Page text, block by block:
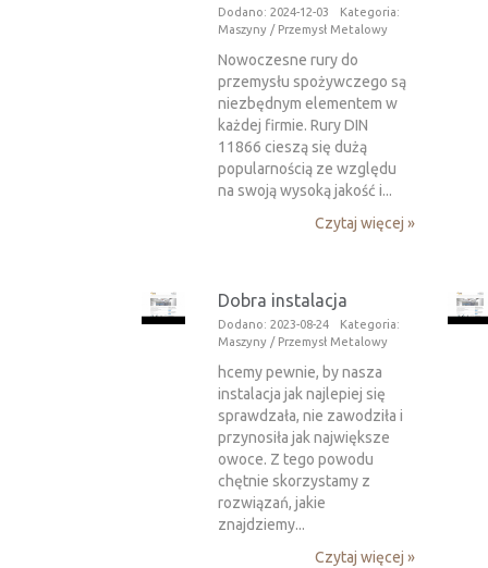
Dodano: 2024-12-03
Kategoria:
Maszyny / Przemysł Metalowy
Nowoczesne rury do
przemysłu spożywczego są
niezbędnym elementem w
każdej firmie. Rury DIN
11866 cieszą się dużą
popularnością ze względu
na swoją wysoką jakość i...
Czytaj więcej »
Dobra instalacja
Dodano: 2023-08-24
Kategoria:
Maszyny / Przemysł Metalowy
hcemy pewnie, by nasza
instalacja jak najlepiej się
sprawdzała, nie zawodziła i
przynosiła jak największe
owoce. Z tego powodu
chętnie skorzystamy z
rozwiązań, jakie
znajdziemy...
Czytaj więcej »